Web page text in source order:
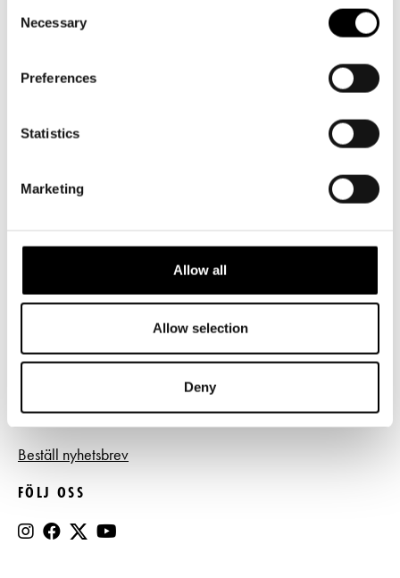
Selection
Necessary
Preferences
Statistics
Marketing
Allow all
Allow selection
Deny
Jobba hos oss
Nyhetsbrev
biljetter@svenskateatern.fi
ti-fr kl 12-18
Frågor & svar
Jobba hos oss
BESTÄLL NYHETSBREV
Beställ nyhetsbrev
FÖLJ OSS